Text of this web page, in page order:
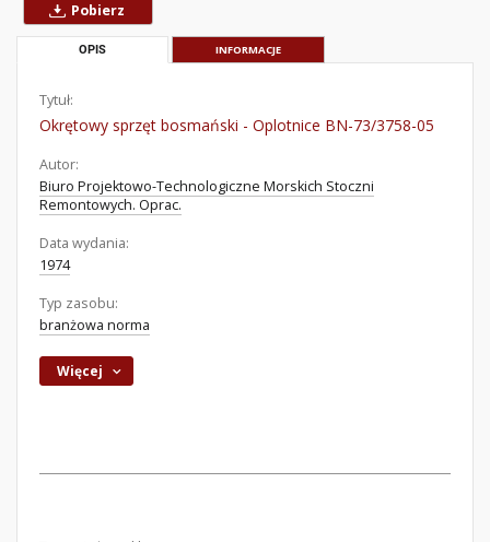
Pobierz
OPIS INFORMACJE
Tytuł:
Okrętowy sprzęt bosmański - Oplotnice BN-73/3758-05
Autor:
Biuro Projektowo-Technologiczne Morskich Stoczni
Remontowych. Oprac.
Data wydania:
1974
Typ zasobu:
branżowa norma
Więcej